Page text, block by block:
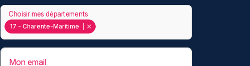
17 - Charente-Maritime
Choisir mes départements
Mon email